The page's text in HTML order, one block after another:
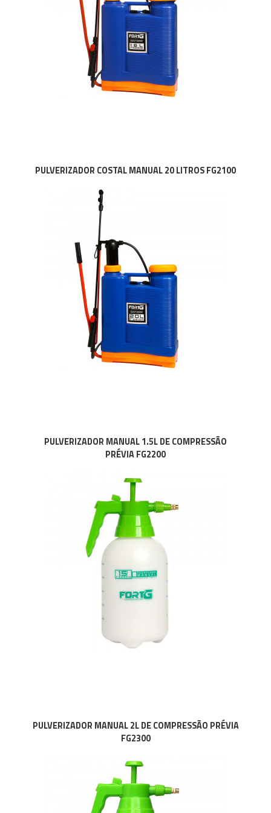
PULVERIZADOR COSTAL MANUAL 20 LITROS FG2100
PULVERIZADOR MANUAL 1.5L DE COMPRESSÃO
PRÉVIA FG2200
PULVERIZADOR MANUAL 2L DE COMPRESSÃO PRÉVIA
FG2300